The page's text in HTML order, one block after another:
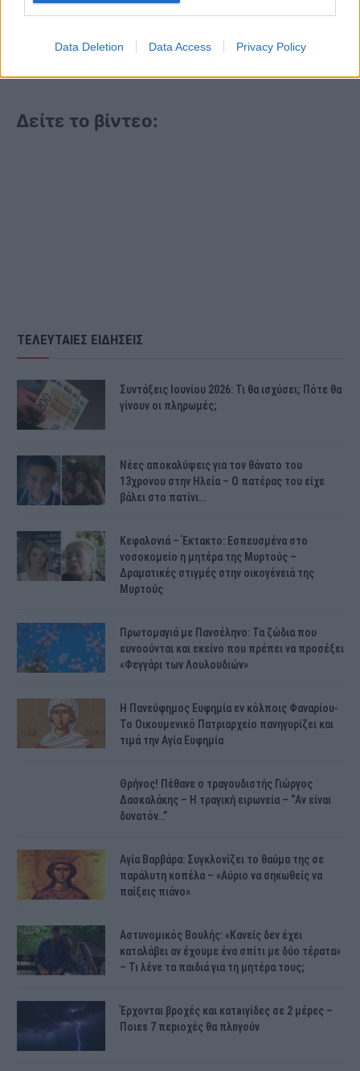
Data Deletion Data Access Privacy Policy
Δείτε το βίντεο:
ΤΕΛΕΥΤΑΙΕΣ ΕΙΔΗΣΕΙΣ
Συντάξεις Ιουνίου 2026: Τι θα ισχύσει; Πότε θα
γίνουν οι πληρωμές;
Νέες αποκαλύψεις για τον θάνατο του
13χρονου στην Ηλεία – Ο πατέρας του είχε
βάλει στο πατίνι…
Κεφαλονιά – Έκτακτο: Εσπευσμένα στο
νοσοκομείο η μητέρα της Μυρτούς –
Δραματικές στιγμές στην οικογένειά της
Μυρτούς
Πρωτομαγιά με Πανσέληνο: Τα ζώδια που
ευνοούνται και εκείνο που πρέπει να προσέξει
«Φεγγάρι των Λουλουδιών»
H Πανεύφημος Ευφημία εν κόλποις Φαναρίου-
Το Οικουμενικό Πατριαρχείο πανηγυρίζει και
τιμά την Αγία Ευφημία
Θρήνος! Πέθανε ο τραγουδιστής Γιώργος
Δασκαλάκης – Η τραγική ειρωνεία – “Αν είναι
δυνατόν…”
Αγία Βαρβάρα: Συγκλονίζει το θαύμα της σε
παράλυτη κοπέλα – «Αύριο να σηκωθείς να
παίξεις πιάνο»
Αστυνομικός Bουλής: «Κανείς δεν έχει
καταλάβει αν έχουμε ένα σπίτι με δύο τέρατα»
– Τι λένε τα παιδιά για τη μητέρα τους;
Έρχονται βροχές και κατaιγίδες σε 2 μέpες –
Ποιεs 7 πεpιοχές θα πλnγούν